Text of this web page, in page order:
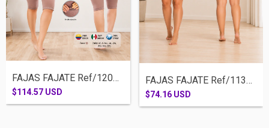
FAJAS FAJATE Ref/12008-RODILLA BRASIER M...
$114.57 USD
FAJAS FAJATE Ref/11346-MEDIA PIERNA ESTR...
$74.16 USD